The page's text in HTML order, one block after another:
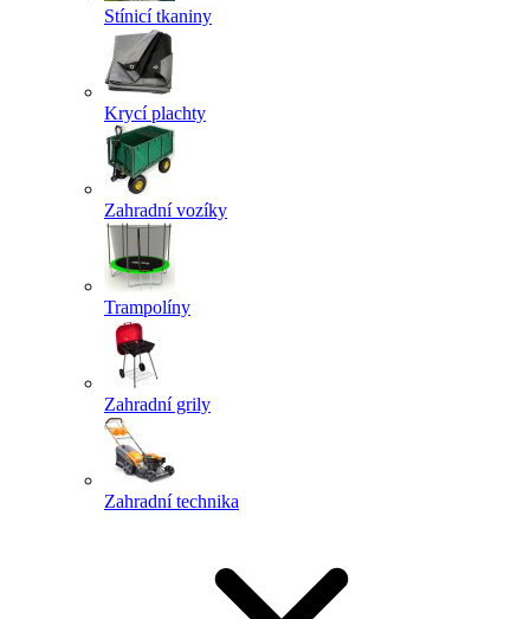
Stínicí tkaniny
Krycí plachty
Zahradní vozíky
Trampolíny
Zahradní grily
Zahradní technika